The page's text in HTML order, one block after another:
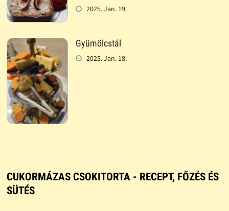
2025. Jan. 19.
Gyümölcstál
2025. Jan. 18.
CUKORMÁZAS CSOKITORTA - RECEPT, FŐZÉS ÉS
SÜTÉS